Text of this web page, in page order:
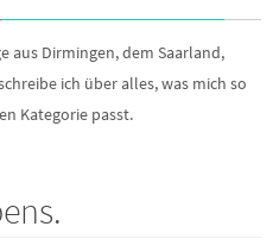
aus Dirmingen, dem Saarland,
ich über alles, was mich so
Kategorie passt.